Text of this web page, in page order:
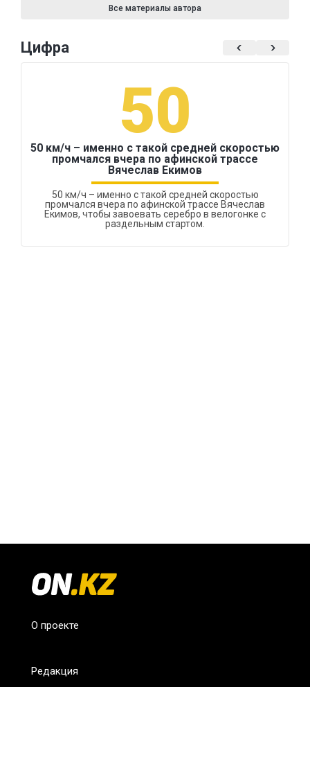
Все материалы автора
Цифра
50
50 км/ч – именно с такой средней скоростью
промчался вчера по афинской трассе
Вячеслав Екимов
50 км/ч – именно с такой средней скоростью
промчался вчера по афинской трассе Вячеслав
Екимов, чтобы завоевать серебро в велогонке с
раздельным стартом.
О проекте
Редакция